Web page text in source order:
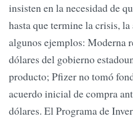
insisten en la necesidad de
hasta que termine la crisis,
algunos ejemplos: Moderna
dólares del gobierno
producto; Pfizer no tomó
acuerdo inicial de compra
dólares. El Programa de